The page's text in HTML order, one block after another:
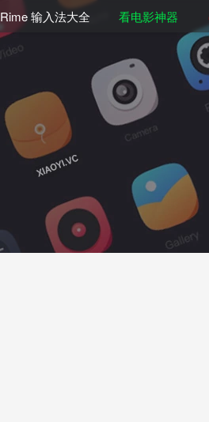
Rime 输入法大全 看电影神器